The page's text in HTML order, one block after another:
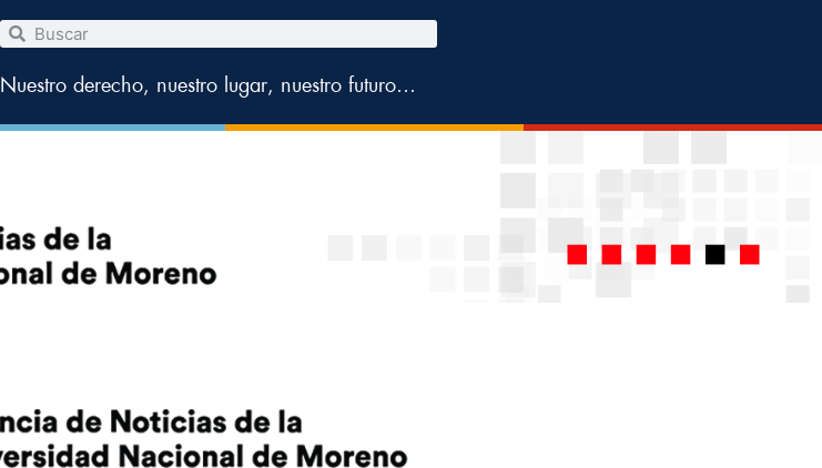
Nuestro derecho, nuestro lugar, nuestro futuro…